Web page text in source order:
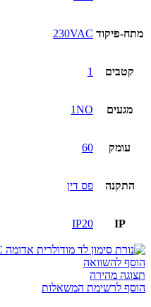
מתח-פיקוד 230VAC
קטבים 1
מגעים 1NO
עומק 60
התקנה פס דין
IP
IP20
הוסף להשוואה
תצוגה מהירה
הוסף לרשימת המשאלות